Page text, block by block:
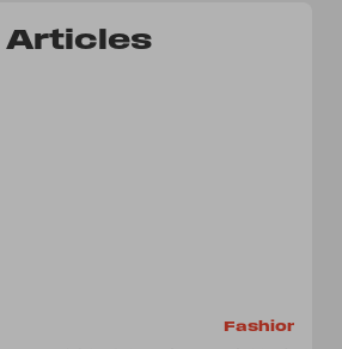
Articles
Fashion